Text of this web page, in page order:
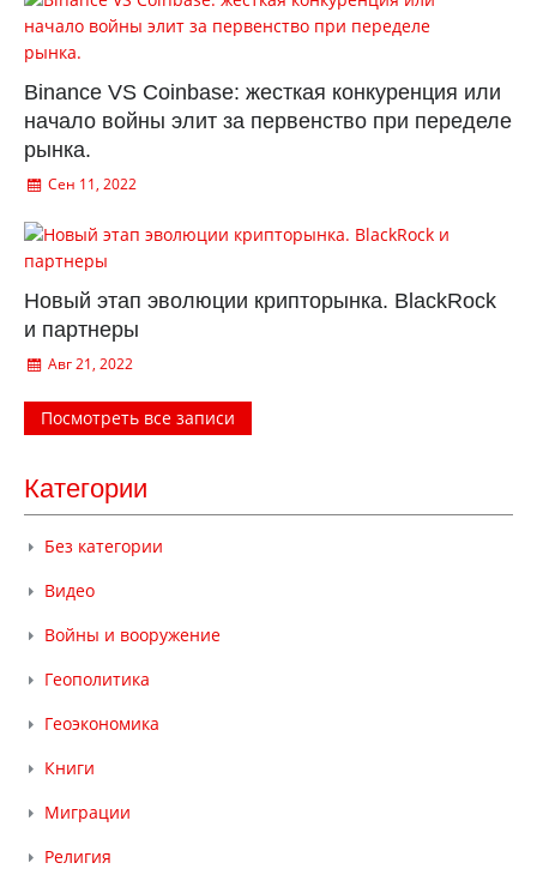
Binance VS Coinbase: жесткая конкуренция или
начало войны элит за первенство при переделе
рынка.
Сен 11, 2022
Новый этап эволюции крипторынка. BlackRock
и партнеры
Авг 21, 2022
Посмотреть все записи
Категории
Без категории
Видео
Войны и вооружение
Геополитика
Геоэкономика
Книги
Миграции
Религия